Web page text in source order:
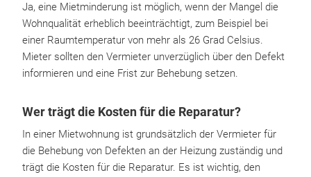
Ja, eine Mietminderung ist möglich, wenn der Mangel die
Wohnqualität erheblich beeinträchtigt, zum Beispiel bei
einer Raumtemperatur von mehr als 26 Grad Celsius.
Mieter sollten den Vermieter unverzüglich über den Defekt
informieren und eine Frist zur Behebung setzen.
Wer trägt die Kosten für die Reparatur?
In einer Mietwohnung ist grundsätzlich der Vermieter für
die Behebung von Defekten an der Heizung zuständig und
trägt die Kosten für die Reparatur. Es ist wichtig, den